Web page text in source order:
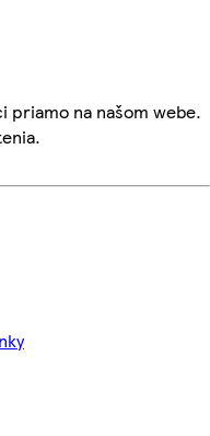
priamo na našom webe.